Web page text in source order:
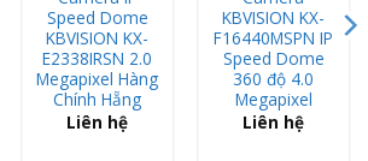
Speed Dome
KBVISION KX-
E2338IRSN 2.0
Megapixel Hàng
Chính Hẵng
Liên hệ
KBVISION KX-
F16440MSPN IP
Speed Dome
360 độ 4.0
Megapixel
Liên hệ